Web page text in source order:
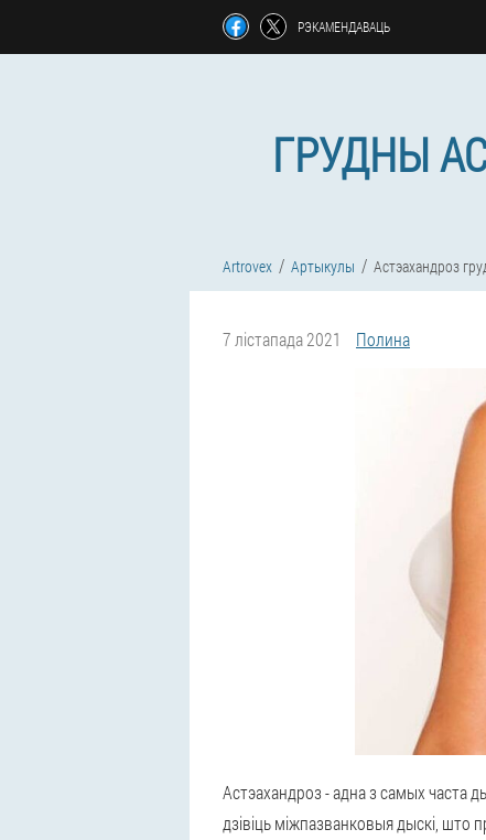
РЭКАМЕНДАВАЦЬ
ГРУДНЫ
Artrovex Артыкулы Астэахандроз
7 лістапада 2021 Полина
Астэахандроз - адна з самых часта
дзівіць міжпазванковыя дыскі, што